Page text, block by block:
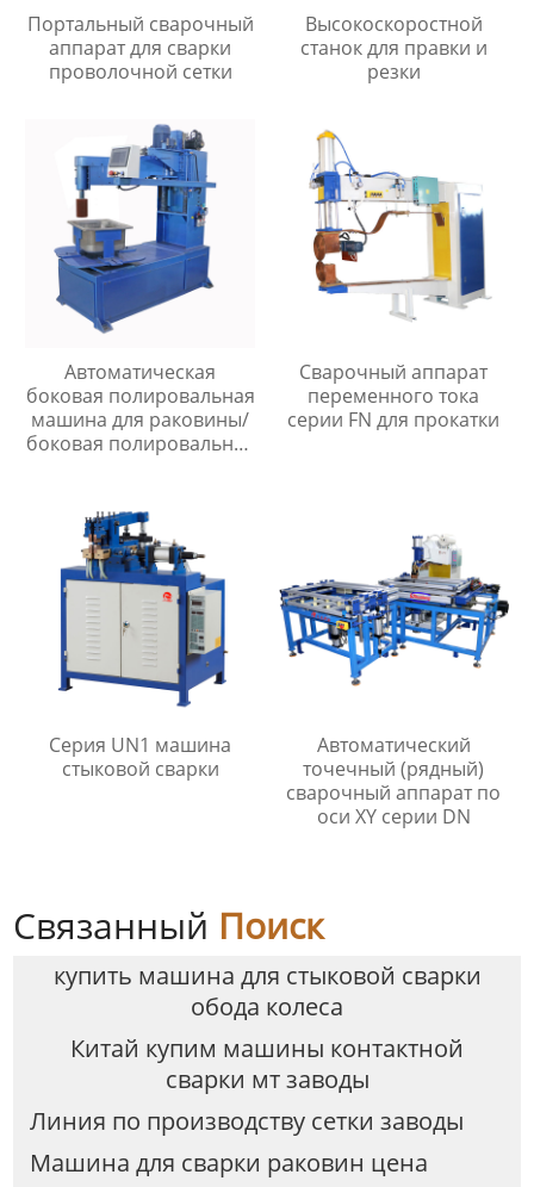
Портальный сварочный
аппарат для сварки
проволочной сетки
Высокоскоростной
станок для правки и
резки
Автоматическая
боковая полировальная
машина для раковины/
боковая полировальная
Сварочный аппарат
переменного тока
серии FN для прокатки
Серия UN1 машина
стыковой сварки
Автоматический
точечный (рядный)
сварочный аппарат по
оси XY серии DN
Связанный Поиск
купить машина для стыковой сварки
обода колеса
Китай купим машины контактной
сварки мт заводы
Линия по производству сетки заводы
Машина для сварки раковин цена